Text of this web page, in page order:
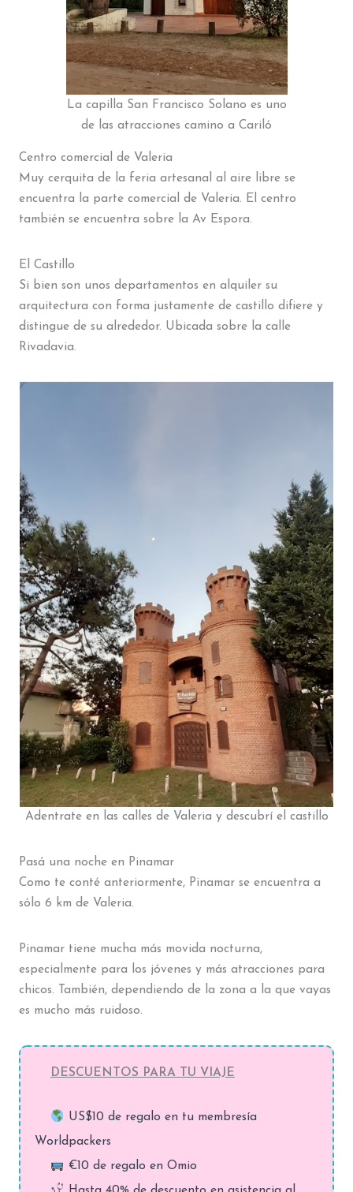
La capilla San Francisco Solano es uno
de las atracciones camino a Cariló
Centro comercial de Valeria
Muy cerquita de la feria artesanal al aire libre se
encuentra la parte comercial de Valeria. El centro
también se encuentra sobre la Av Espora.
El Castillo
Si bien son unos departamentos en alquiler su
arquitectura con forma justamente de castillo difiere y
distingue de su alrededor. Ubicada sobre la calle
Rivadavia.
Adentrate en las calles de Valeria y descubrí el castillo
Pasá una noche en Pinamar
Como te conté anteriormente, Pinamar se encuentra a
sólo 6 km de Valeria.
Pinamar tiene mucha más movida nocturna,
especialmente para los jóvenes y más atracciones para
chicos. También, dependiendo de la zona a la que vayas
es mucho más ruidoso.
DESCUENTOS PARA TU VIAJE
US$10 de regalo en tu membresía
Worldpackers
€10 de regalo en Omio